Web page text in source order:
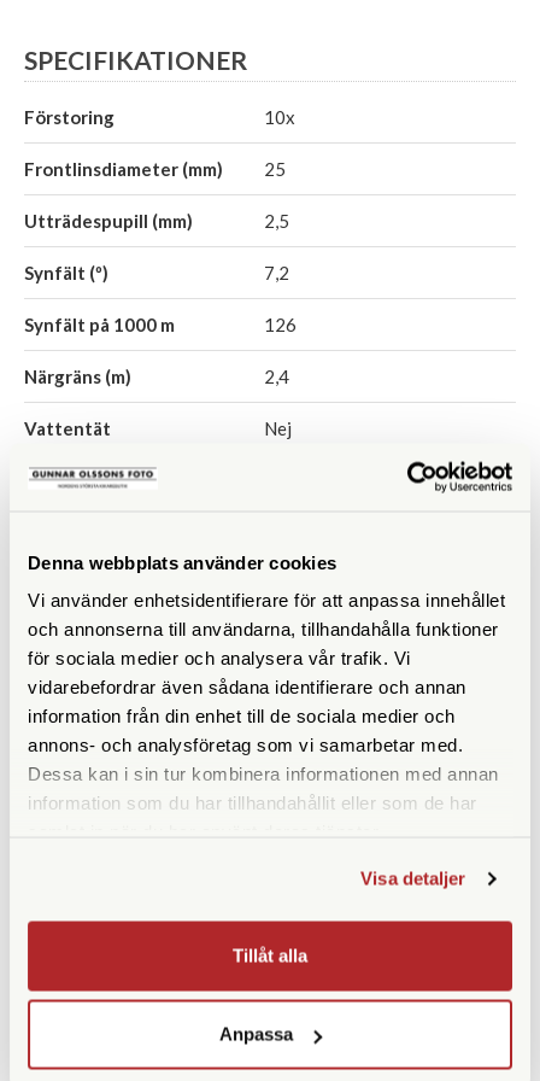
Denna webbplats använder cookies
Vi använder enhetsidentifierare för att anpassa innehållet
och annonserna till användarna, tillhandahålla funktioner
för sociala medier och analysera vår trafik. Vi
vidarebefordrar även sådana identifierare och annan
information från din enhet till de sociala medier och
annons- och analysföretag som vi samarbetar med.
Dessa kan i sin tur kombinera informationen med annan
information som du har tillhandahållit eller som de har
Visa detaljer
Tillåt alla
Anpassa
SPECIFIKATIONER
Förstoring 10x
Frontlinsdiameter (mm) 25
Utträdespupill (mm) 2,5
Synfält (º) 7,2
Synfält på 1000 m 126
Närgräns (m) 2,4
Vattentät Nej
Fokuseringstyp
(mm)
Vridbara ögonmusslor Ja
Vikt (g) 383
Höjd (mm) 109
Garanti 5 år